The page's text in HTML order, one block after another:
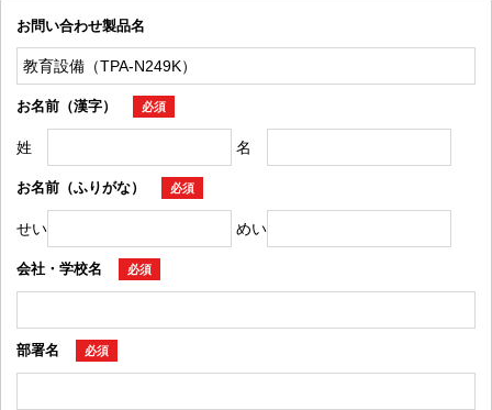
お問い合わせ製品名
お名前（漢字） 必須
姓 名
お名前（ふりがな） 必須
せい めい
会社・学校名 必須
部署名 必須